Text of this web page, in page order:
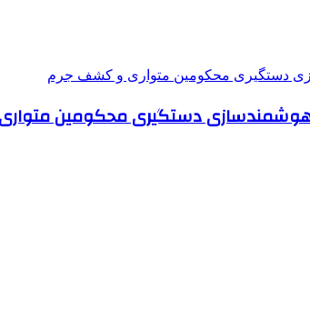
هوشمندسازی دستگیری محکومین